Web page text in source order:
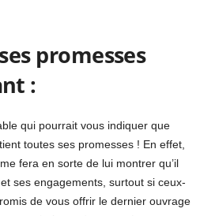
promesses
:
qui pourrait vous indiquer que
toutes ses promesses ! En effet,
fera en sorte de lui montrer qu’il
ses engagements, surtout si ceux-
de vous offrir le dernier ouvrage